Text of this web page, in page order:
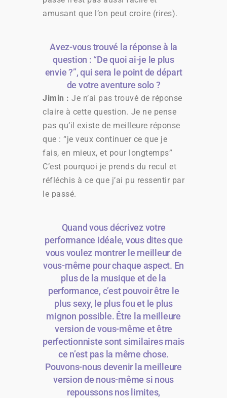
amusant que l’on peut croire (rires).
Avez-vous trouvé la réponse à la
question : “De quoi ai-je le plus
envie ?”, qui sera le point de départ
de votre aventure solo ?
Jimin : Je n’ai pas trouvé de réponse
claire à cette question. Je ne pense
pas qu’il existe de meilleure réponse
que : “je veux continuer ce que je
fais, en mieux, et pour longtemps”
C’est pourquoi je prends du recul et
réfléchis à ce que j’ai pu ressentir par
le passé.
Quand vous décrivez votre
performance idéale, vous dites que
vous voulez montrer le meilleur de
vous-même pour chaque aspect. En
plus de la musique et de la
performance, c’est pouvoir être le
plus sexy, le plus fou et le plus
mignon possible. Être la meilleure
version de vous-même et être
perfectionniste sont similaires mais
ce n’est pas la même chose.
Pouvons-nous devenir la meilleure
version de nous-même si nous
repoussons nos limites,